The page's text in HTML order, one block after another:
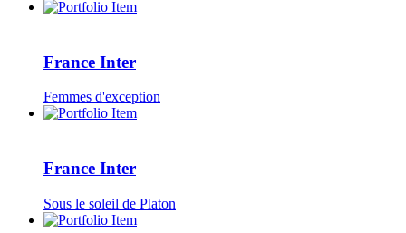
France Inter
Femmes d'exception
France Inter
Sous le soleil de Platon